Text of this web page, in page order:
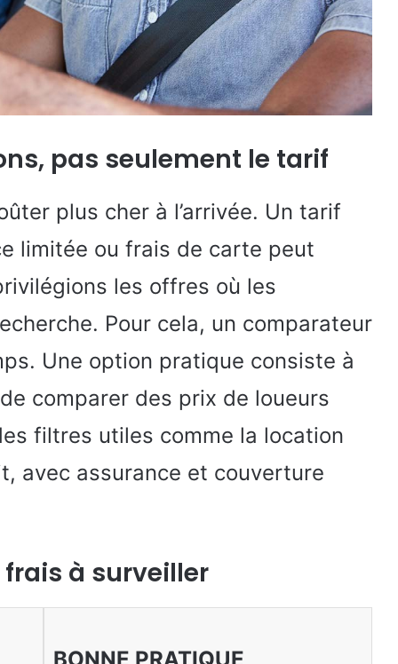
pas seulement le tarif
plus cher à l’arrivée. Un tarif
limitée ou frais de carte peut
les offres où les
Pour cela, un comparateur
Une option pratique consiste à
comparer des prix de loueurs
filtres utiles comme la location
avec assurance et couverture
à surveiller